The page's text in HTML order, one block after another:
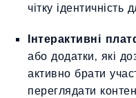
чітку ідентичність
Інтерактивні
або додатки, які
активно брати
переглядати